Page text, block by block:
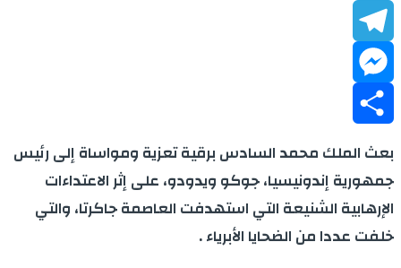
LinkedIn
Telegram
Messenger
Share
بعث الملك محمد السادس برقية تعزية ومواساة إلى رئيس
جمهورية إندونيسيا، جوكو ويدودو، على إثر الاعتداءات
الإرهابية الشنيعة التي استهدفت العاصمة جاكرتا، والتي
خلفت عددا من الضحايا الأبرياء.